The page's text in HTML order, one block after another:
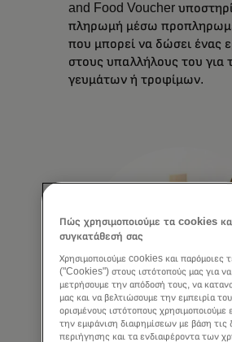
and Food Voucher
πληρωμή μέσω
που μπορεί να δώσει ένας
στους υπαλλήλους του για
γευμάτων ή τροφίμων.
Πώς χρησιμοποιούμε τα cookies
συγκατάθεσή σας
Χρησιμοποιούμε cookies και παρόμοιες
("Cookies") στους ιστότοπούς μας για
μετρήσουμε την απόδοσή τους, να
μας και να βελτιώσουμε την εμπειρία
ορισμένους ιστότοπους
την εμφάνιση διαφημίσεων με βάση τις
περιήγησης και τα ενδιαφέροντα των